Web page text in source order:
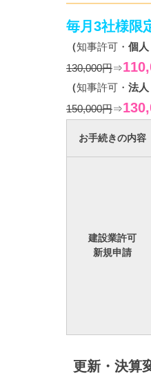
毎月3社様限
（知事許可・ 個人
130,000円⇒
（知事許可・ 法人
150,000円⇒
お手続きの内容
建設業許可
新規申請
更新・決算